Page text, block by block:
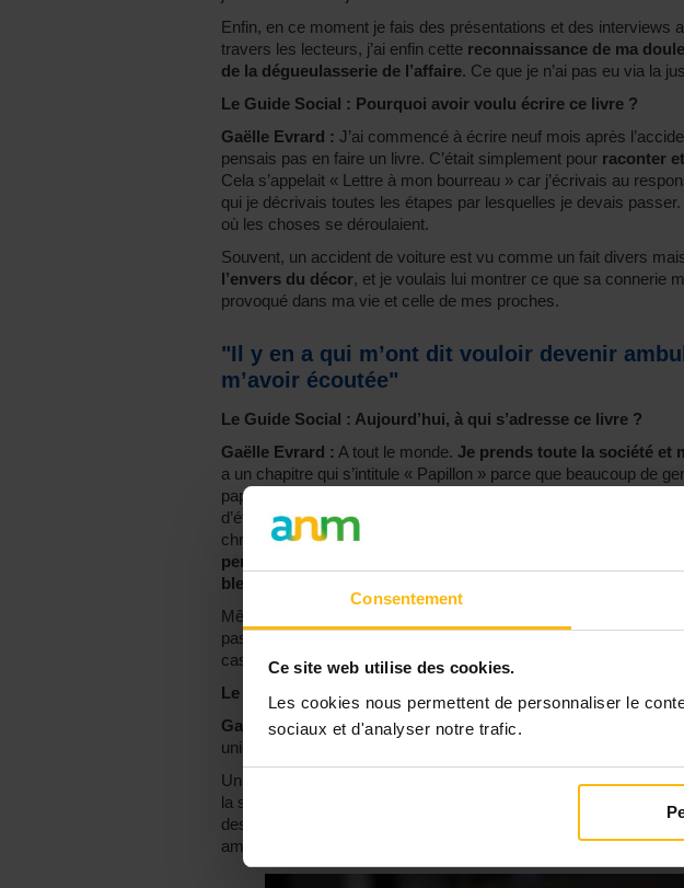
Consentement
Ce site web utilise des cookies.
Les cookies nous permettent de personnaliser le
sociaux et d'analyser notre trafic.
Enfin, en ce moment je fais des présentations et des interviews
travers les lecteurs, j’ai enfin cette reconnaissance de ma
de la dégueulasserie de l’affaire. Ce que je n’ai pas eu via la
Le Guide Social : Pourquoi avoir voulu écrire ce livre ?
Gaëlle Evrard : J’ai commencé à écrire neuf mois après
pensais pas en faire un livre. C’était simplement pour raconter
Cela s’appelait « Lettre à mon bourreau » car j’écrivais au
qui je décrivais toutes les étapes par lesquelles je devais
où les choses se déroulaient.
Souvent, un accident de voiture est vu comme un fait divers
l’envers du décor, et je voulais lui montrer ce que sa connerie
provoqué dans ma vie et celle de mes proches.
"Il y en a qui m’ont dit vouloir devenir
m’avoir écoutée"
Le Guide Social : Aujourd’hui, à qui s’adresse ce livre ?
Gaëlle Evrard : A tout le monde. Je prends toute la société et
a un chapitre qui s’intitule « Papillon » parce que beaucoup de
papillon, à un phénix, mais avant de devenir ce papillon il faut
d’étapes ! Le cœur du livre, c’est tout ce combat caché pour
chrysalide. Je voulais parler de toutes ces années horribles.
personne ont été touchées, toute mon intimité a été broyée et
blessée, une victime
Même ma mère, qui était l’une des personnes les plus proches,
pas que j’avais autant souffert. Mon livre lève le voile sur
cas c’est ce que j’ai tenté de faire.
Le Guide Social : Ce livre est aussi un outil de sensibilisation.
Gaëlle Evrard :Il ouvre le débat et j’en suis super contente. Bien
unique, je ne
Un accident de voiture peut arriver à tout moment, à tout âge,
la société. Avant les fêtes de fin d’année, je vais dans les écoles
des jeunes, avec mon bagou, ça les impacte. Il y en a qui m’ont
ambulancier après m’avoir écoutée. C’est gai.